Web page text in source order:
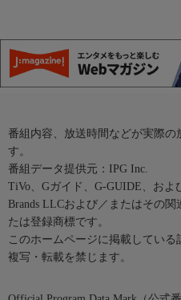
番組内容、放送時間などが実際
す。
番組データ提供元：IPG Inc.
TiVo、Gガイド、G-GUIDE、およ
Brands LLCおよび／またはその
たは登録商標です。
このホームページに掲載してい
複写・転載を禁じます。